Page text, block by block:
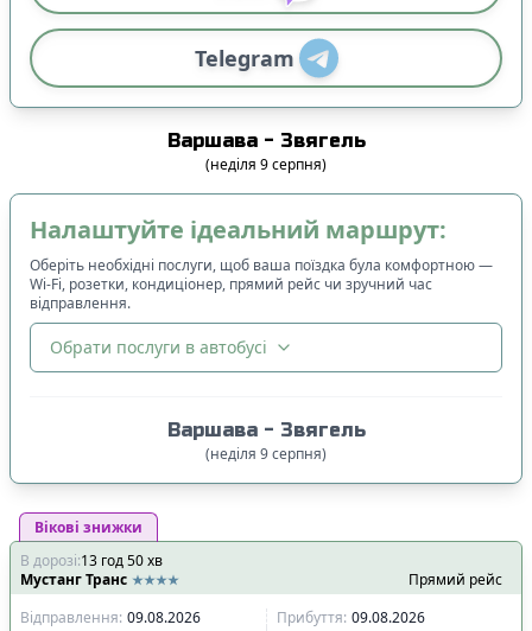
Telegram
Варшава - Звягель
(неділя 9серпня)
Налаштуйте ідеальний маршрут:
Оберіть необхідні послуги, щоб ваша поїздка була комфортною —
Wi-Fi, розетки, кондиціонер, прямий рейс чи зручний час
відправлення.
Обрати послуги в автобусі
Спочатку дешевші
Час відправлення
Спочатку ранні
Спочатку вечірні
Варшава - Звягель
(неділя 9серпня)
Вікові знижки
В дорозі:13 год50хв
Мустанг Транс
Прямий рейс
Відправлення: 09.08.2026 Прибуття: 09.08.2026